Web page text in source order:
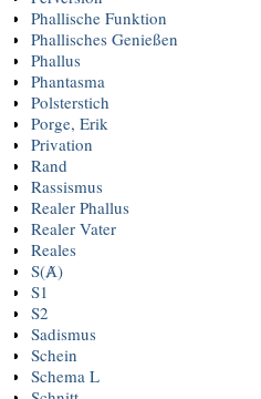
Phallische Funktion
Phallisches Genießen
Phallus
Phantasma
Polsterstich
Porge, Erik
Privation
Rand
Rassismus
Realer Phallus
Realer Vater
Reales
S(Ⱥ)
S1
S2
Sadismus
Schein
Schema L